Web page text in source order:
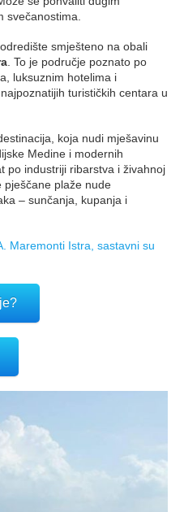
svečanostima.
smješteno na obali
. To je područje poznato po
luksuznim hotelima i
turističkih centara u
koja nudi mješavinu
Medine i modernih
po industriji ribarstva i živahnoj
pješčane plaže nude
– sunčanja, kupanja i
Maremonti Istra, sastavni su